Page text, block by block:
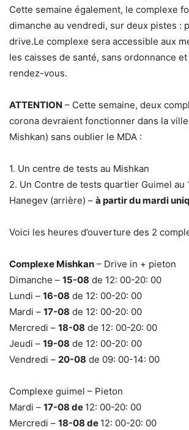
Cette semaine également, le complexe
dimanche au vendredi, sur deux pistes :
drive.Le complexe sera accessible aux
les caisses de santé, sans ordonnance
rendez-vous.
ATTENTION – Cette semaine, deux
corona devraient fonctionner dans la
Mishkan) sans oublier le MDA :
1. Un centre de tests au Mishkan
2. Un Contre de tests quartier Guimel au
Hanegev (arrière) – à partir du mardi
Voici les heures d’ouverture des 2
Complexe Mishkan – Drive in + pieton
Dimanche – 15-08 de 12: 00-20: 00
Lundi – 16-08 de 12: 00-20: 00
Mardi – 17-08 de 12: 00-20: 00
Mercredi – 18-08 de 12: 00-20: 00
Jeudi – 19-08 de 12: 00-20: 00
Vendredi – 20-08 de 09: 00-14: 00
Complexe guimel – Pieton
Mardi – 17-08 de 12: 00-20: 00
Mercredi – 18-08 de 12: 00-20: 00